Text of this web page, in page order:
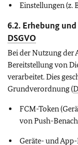
Einstellungen (z.
6.2. Erhebung
DSGVO
Bei der Nutzung der
Bereitstellung von
verarbeitet. Dies
Grundverordnung (
FCM-Token
von Push-
Geräte- und